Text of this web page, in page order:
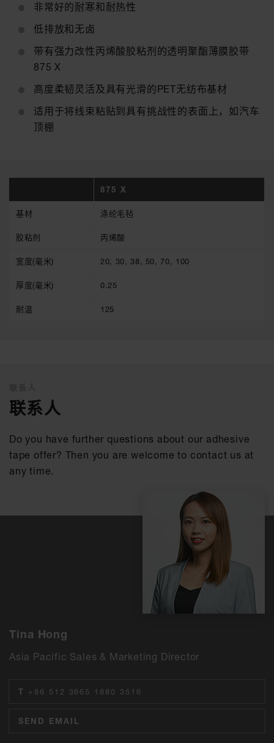
非常好的耐寒和耐热性
低排放和无卤
带有强力改性丙烯酸胶粘剂的透明聚酯薄膜胶带
875 X
高度柔韧灵活及具有光滑的PET无纺布基材
适用于将线束粘贴到具有挑战性的表面上，如汽车
顶棚
875 X
基材 涤纶毛毡
胶粘剂 丙烯酸
宽度(毫米) 20, 30, 38, 50, 70, 100
厚度(毫米) 0.25
耐温 125
联系人
Do you have further questions about our adhesive
tape offer? Then you are welcome to contact us at
any time.
Tina Hong
Asia Pacific Sales & Marketing Director
T +86 512 3665 1880 3516
SEND EMAIL